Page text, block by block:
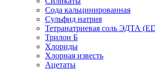
Сода кальцинированная
Сульфид натрия
Тетранатриевая соль ЭДТА
Трилон Б
Хлориды
Хлорная известь
Ацетаты